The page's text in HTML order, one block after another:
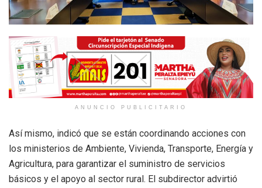
ANUNCIO PUBLICITARIO
Así mismo, indicó que se están coordinando acciones con
los ministerios de Ambiente, Vivienda, Transporte, Energía y
Agricultura, para garantizar el suministro de servicios
básicos y el apoyo al sector rural. El subdirector advirtió